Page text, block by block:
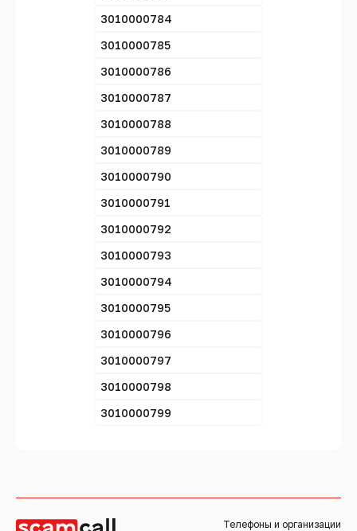
3010000784
3010000785
3010000786
3010000787
3010000788
3010000789
3010000790
3010000791
3010000792
3010000793
3010000794
3010000795
3010000796
3010000797
3010000798
3010000799
Телефоны и организации